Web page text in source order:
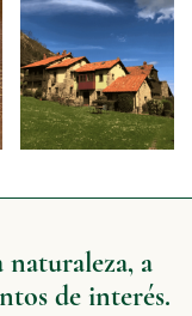
a
de interés.